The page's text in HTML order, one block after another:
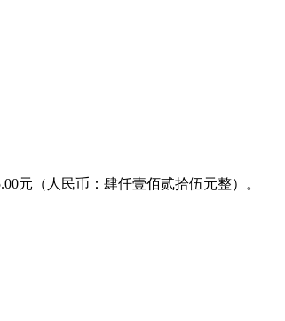
元（人民币：肆仟壹佰贰拾伍元整）。